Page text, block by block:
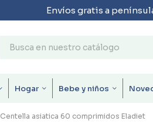
Envíos gratis a
Hogar Bebe y niños
Centella asiatica 60 comprimidos Eladiet